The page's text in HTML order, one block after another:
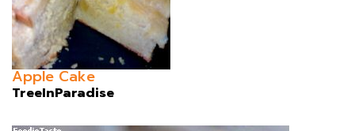
Apple Cake
TreeInParadise